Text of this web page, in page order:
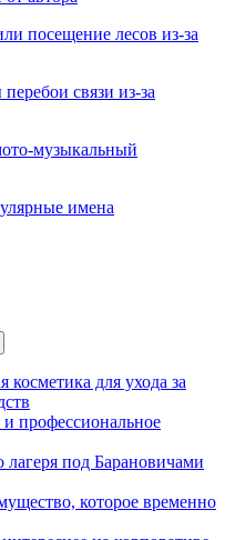
посещение лесов из-за
связи из-за
музыкальный
имена
косметика для ухода за
профессиональное
лагеря под Барановичами
которое временно